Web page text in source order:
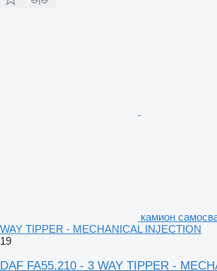
камион
WAY TIPPER - MECHANICAL INJECTION
19
DAF FA55.210 - 3 WAY TIPPER -